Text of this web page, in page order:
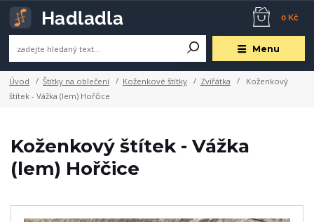
Menu
0 Kč
Úvod Štítky na oblečení Koženkové štítky Zvířátka
Koženkový
štítek - Vážka (lem) Hořčice
Koženkový štítek - Vážka
(lem) Hořčice